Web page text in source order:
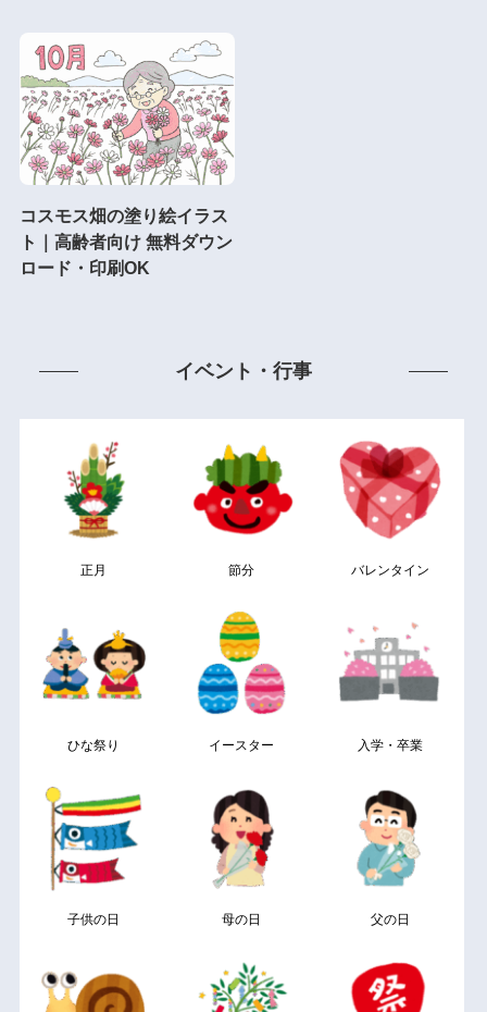
コスモス畑の塗り絵イラス
ト｜高齢者向け 無料ダウン
ロード・印刷OK
イベント・行事
正月 節分 バレンタイン
ひな祭り イースター 入学・卒業
子供の日 母の日 父の日